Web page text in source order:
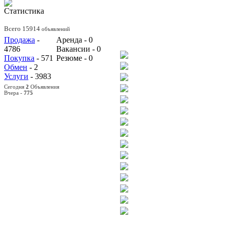
Статистика
Всего 15914 объявлений
Продажа -
4786
Покупка - 571
Обмен - 2
Услуги - 3983
Аренда - 0
Вакансии - 0
Резюме - 0
Сегодня 2 Объявления
Вчера - 775